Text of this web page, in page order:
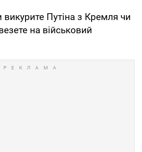
викурите Путіна з Кремля чи
на військовий